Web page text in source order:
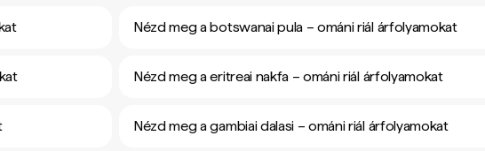
Nézd meg a botswanai pula – ománi riál árfolyamokat
Nézd meg a eritreai nakfa – ománi riál árfolyamokat
Nézd meg a gambiai dalasi – ománi riál árfolyamokat